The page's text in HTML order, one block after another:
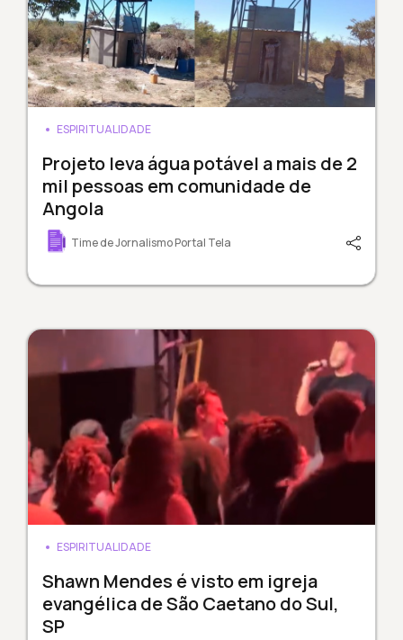
ESPIRITUALIDADE
Projeto leva água potável a mais de 2
mil pessoas em comunidade de
Angola
Time de Jornalismo Portal Tela
ESPIRITUALIDADE
Shawn Mendes é visto em igreja
evangélica de São Caetano do Sul,
SP